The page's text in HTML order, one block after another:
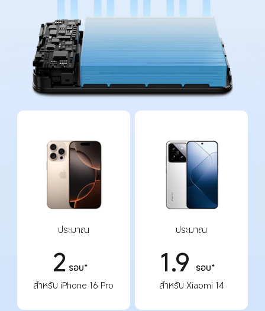
ประมาณ
2 รอบ*
สำหรับ iPhone 16 Pro
ประมาณ
1.9
รอบ*
สำหรับ Xiaomi 14